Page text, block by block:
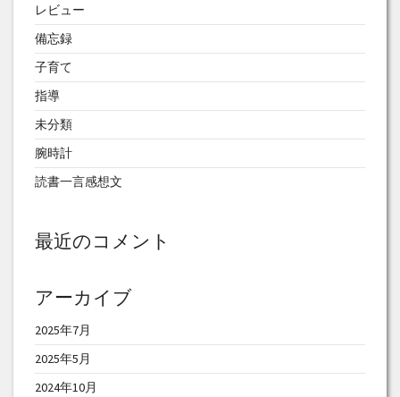
レビュー
備忘録
子育て
指導
未分類
腕時計
読書一言感想文
最近のコメント
アーカイブ
2025年7月
2025年5月
2024年10月